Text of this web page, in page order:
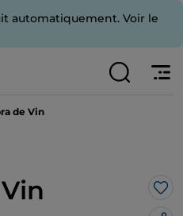
automatiquement. Voir le
de Vin